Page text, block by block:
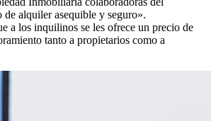
alquiler asequible y seguro».
a los inquilinos se les ofrece un precio de
tanto a propietarios como a